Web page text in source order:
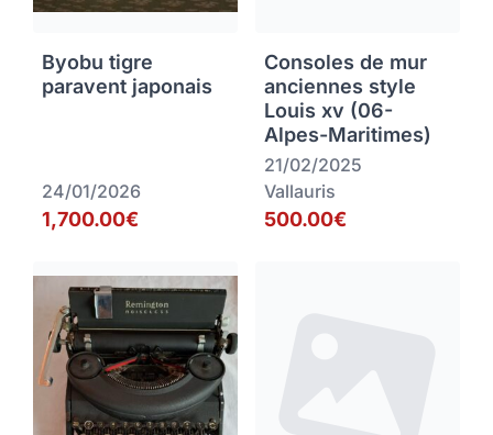
Byobu tigre
paravent japonais
24/01/2026
1,700.00€
Consoles de mur
anciennes style
Louis xv (06-
Alpes-Maritimes)
21/02/2025
Vallauris
500.00€